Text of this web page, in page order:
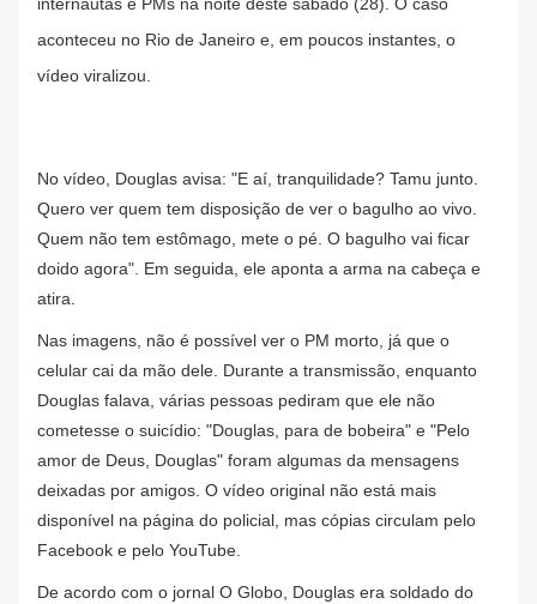
internautas e PMs na noite deste sábado (28). O caso
aconteceu no Rio de Janeiro e, em poucos instantes, o
vídeo viralizou.
No vídeo, Douglas avisa: "E aí, tranquilidade? Tamu junto.
Quero ver quem tem disposição de ver o bagulho ao vivo.
Quem não tem estômago, mete o pé. O bagulho vai ficar
doido agora". Em seguida, ele aponta a arma na cabeça e
atira.
Nas imagens, não é possível ver o PM morto, já que o
celular cai da mão dele. Durante a transmissão, enquanto
Douglas falava, várias pessoas pediram que ele não
cometesse o suicídio: "Douglas, para de bobeira" e "Pelo
amor de Deus, Douglas" foram algumas da mensagens
deixadas por amigos. O vídeo original não está mais
disponível na página do policial, mas cópias circulam pelo
Facebook e pelo YouTube.
De acordo com o jornal O Globo, Douglas era soldado do